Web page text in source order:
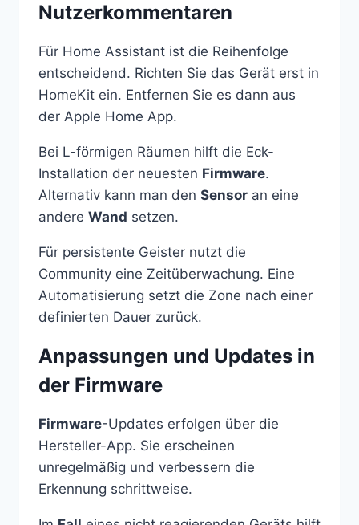
Nutzerkommentaren
Für Home Assistant ist die Reihenfolge
entscheidend. Richten Sie das Gerät erst in
HomeKit ein. Entfernen Sie es dann aus
der Apple Home App.
Bei L-förmigen Räumen hilft die Eck-
Installation der neuesten Firmware.
Alternativ kann man den Sensor an eine
andere Wand setzen.
Für persistente Geister nutzt die
Community eine Zeitüberwachung. Eine
Automatisierung setzt die Zone nach einer
definierten Dauer zurück.
Anpassungen und Updates in
der Firmware
Firmware-Updates erfolgen über die
Hersteller-App. Sie erscheinen
unregelmäßig und verbessern die
Erkennung schrittweise.